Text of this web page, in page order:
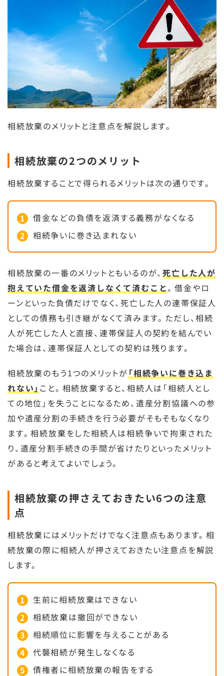
相続放棄のメリットと注意点を解説します。
相続放棄の2つのメリット
相続放棄することで得られるメリットは次の通りです。
借金などの負債を返済する義務がなくなる
相続争いに巻き込まれない
相続放棄の一番のメリットともいるのが、死亡した人が
抱えていた借金を返済しなくて済むこと。借金やロ
ーンといった負債だけでなく、死亡した人の連帯保証人
としての債務も引き継がなくて済みます。ただし、相続
人が死亡した人と直接、連帯保証人の契約を結んでい
た場合は、連帯保証人としての契約は残ります。
相続放棄のもう1つのメリットが 「相続争いに巻き込ま
れない」 こと。相続放棄すると、相続人は「相続人とし
ての地位」を失うことになるため、遺産分割協議への参
加や遺産分割の手続きを行う必要がそもそもなくなり
ます。相続放棄をした相続人は相続争いで拘束された
り、遺産分割手続きの手間が省けたりといったメリット
があると考えてよいでしょう。
相続放棄の押さえておきたい6つの注意
点
相続放棄にはメリットだけでなく注意点もあります。相
続放棄の際に相続人が押さえておきたい注意点を解説
します。
生前に相続放棄はできない
相続放棄は撤回ができない
相続順位に影響を与えることがある
代襲相続が発生しなくなる
債権者に相続放棄の報告をする